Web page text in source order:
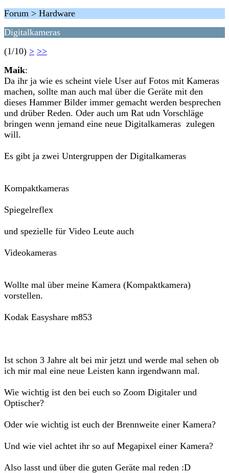
Forum > Hardware
Digitalkameras
(1/10) > >>
Maik:
Da ihr ja wie es scheint viele User auf Fotos mit Kameras
machen, sollte man auch mal über die Geräte mit den
dieses Hammer Bilder immer gemacht werden besprechen
und drüber Reden. Oder auch um Rat udn Vorschläge
bringen wenn jemand eine neue Digitalkameras zulegen
will.
Es gibt ja zwei Untergruppen der Digitalkameras
Kompaktkameras
Spiegelreflex
und spezielle für Video Leute auch
Videokameras
Wollte mal über meine Kamera (Kompaktkamera)
vorstellen.
Kodak Easyshare m853
Ist schon 3 Jahre alt bei mir jetzt und werde mal sehen ob
ich mir mal eine neue Leisten kann irgendwann mal.
Wie wichtig ist den bei euch so Zoom Digitaler und
Optischer?
Oder wie wichtig ist euch der Brennweite einer Kamera?
Und wie viel achtet ihr so auf Megapixel einer Kamera?
Also lasst und über die guten Geräte mal reden :D